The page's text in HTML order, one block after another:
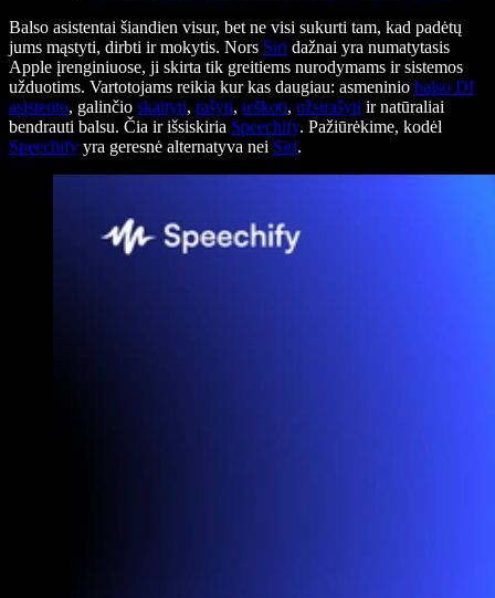
Balso asistentai šiandien visur, bet ne visi sukurti tam, kad padėtų
jums mąstyti, dirbti ir mokytis. Nors Siri dažnai yra numatytasis
Apple įrenginiuose, ji skirta tik greitiems nurodymams ir sistemos
užduotims. Vartotojams reikia kur kas daugiau: asmeninio balso DI
asistento, galinčio skaityti, rašyti, ieškoti, užsirašyti ir natūraliai
bendrauti balsu. Čia ir išsiskiria Speechify. Pažiūrėkime, kodėl
Speechify yra geresnė alternatyva nei Siri.